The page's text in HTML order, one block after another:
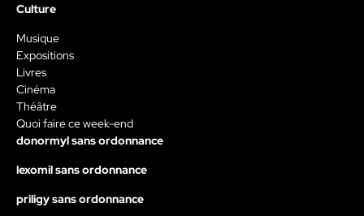
Culture
Musique
Expositions
Livres
Cinéma
Théâtre
Quoi faire ce week-end
donormyl sans ordonnance
lexomil sans ordonnance
priligy sans ordonnance